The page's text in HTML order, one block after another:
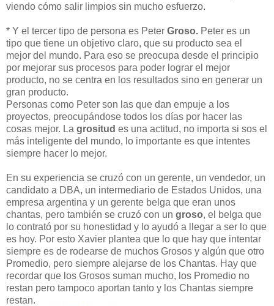
viendo cómo salir limpios sin mucho esfuerzo.
* Y el tercer tipo de persona es Peter Groso. Peter es un
tipo que tiene un objetivo claro, que su producto sea el
mejor del mundo. Para eso se preocupa desde el principio
por mejorar sus procesos para poder lograr el mejor
producto, no se centra en los resultados sino en generar un
gran producto.
Personas como Peter son las que dan empuje a los
proyectos, preocupándose todos los días por hacer las
cosas mejor. La grositud es una actitud, no importa si sos el
más inteligente del mundo, lo importante es que intentes
siempre hacer lo mejor.
En su experiencia se cruzó con un gerente, un vendedor, un
candidato a DBA, un intermediario de Estados Unidos, una
empresa argentina y un gerente belga que eran unos
chantas, pero también se cruzó con un groso, el belga que
lo contrató por su honestidad y lo ayudó a llegar a ser lo que
es hoy. Por esto Xavier plantea que lo que hay que intentar
siempre es de rodearse de muchos Grosos y algún que otro
Promedio, pero siempre alejarse de los Chantas. Hay que
recordar que los Grosos suman mucho, los Promedio no
restan pero tampoco aportan tanto y los Chantas siempre
restan.